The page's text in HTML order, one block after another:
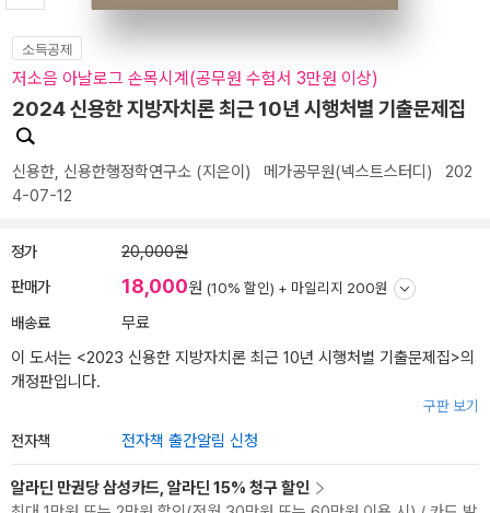
소득공제
저소음 아날로그 손목시계(공무원 수험서 3만원 이상)
2024 신용한 지방자치론 최근 10년 시행처별 기출문제집
신용한, 신용한행정학연구소 (지은이) 메가공무원(넥스트스터디) 202
4-07-12
정가 20,000원
판매가 18,000원 (10% 할인) + 마일리지 200원
배송료
무료
이 도서는 <2023 신용한 지방자치론 최근 10년 시행처별 기출문제집>의
개정판입니다.
구판 보기
전자책 전자책 출간알림 신청
알라딘 만권당 삼성카드, 알라딘 15% 청구 할인